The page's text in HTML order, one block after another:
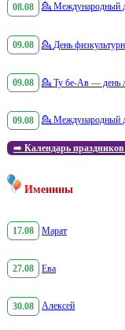
08.08 💁 Международный
09.08 💁 День
09.08 💁 Ту бе-Ав — день
09.08 💁 Международный
➡️ Календарь праздников
Именины
17.08 Марат
27.08 Ева
30.08 Алексей